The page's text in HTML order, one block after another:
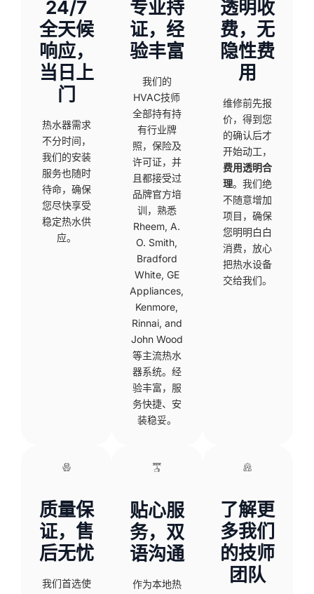
24/7
全天候
响应，
当日上
门
热水器需求
不分时间，
我们的安装
服务也随时
待命，确保
您尽快享受
稳定热水供
应。
专业持
证，经
验丰富
我们的
HVAC技师
全部持有持
有行业牌
照，保险及
许可证，并
且都接受过
品牌官方培
训，熟悉
Rheem, A.
O. Smith,
Bradford
White, GE
Appliances,
Kenmore,
Rinnai, and
John Wood
等主流热水
器系统。经
验丰富，服
务快捷、安
装稳妥。
透明收
费，无
隐性费
用
维修前先报
价，得到您
的确认后才
开始动工，
费用透明合
理。我们绝
不随意增加
项目，确保
您明明白白
消费，放心
把热水设备
交给我们。
质量保
证，售
后无忧
我们首选使
贴心服
务，双
语沟通
作为本地热
了解更
多我们
的技师
团队